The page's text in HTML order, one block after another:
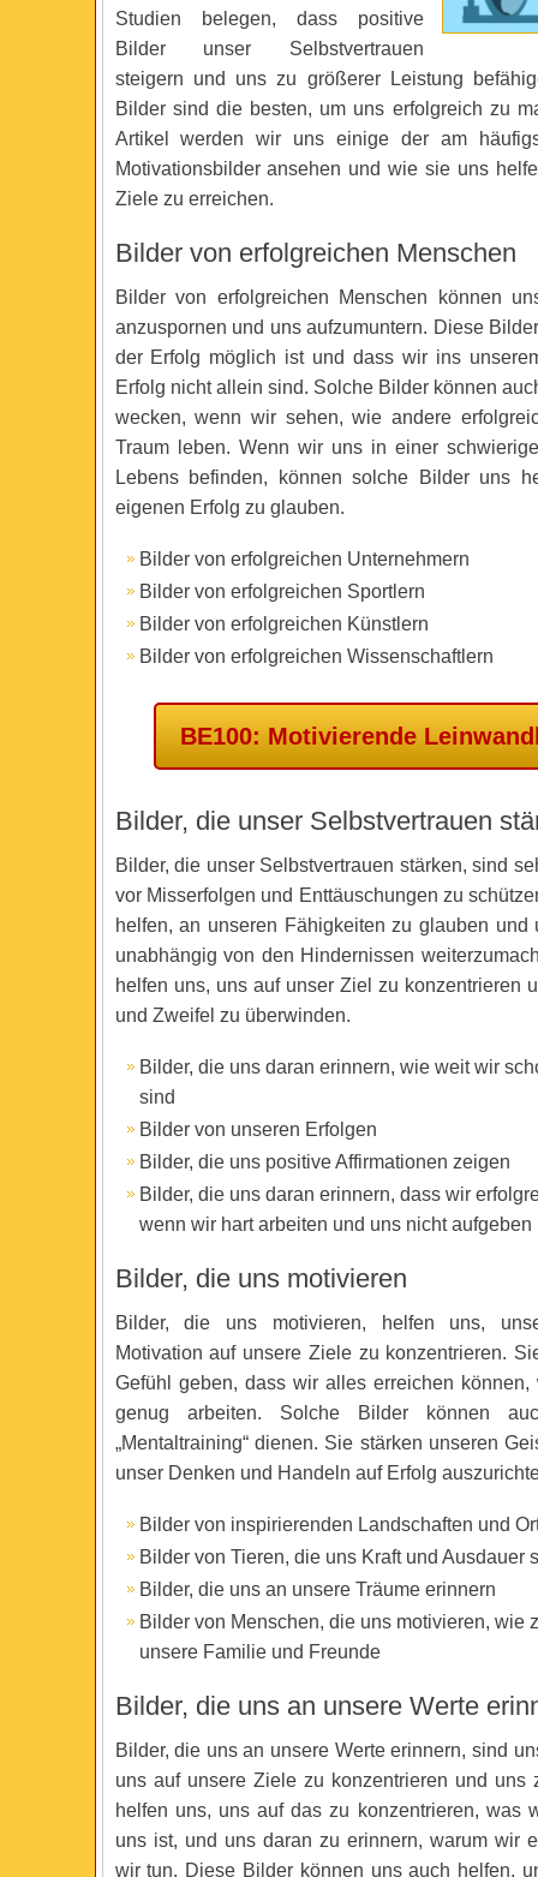
Studien belegen, dass positive
Bilder unser Selbstvertrauen
steigern und uns zu größerer Leistung
Bilder sind die besten, um uns erfolgreich zu
Artikel werden wir uns einige der am
Motivationsbilder ansehen und wie sie uns
Ziele zu erreichen.
Bilder von erfolgreichen Menschen
Bilder von erfolgreichen Menschen können
anzuspornen und uns aufzumuntern. Diese
der Erfolg möglich ist und dass wir ins
Erfolg nicht allein sind. Solche Bilder können
wecken, wenn wir sehen, wie andere
Traum leben. Wenn wir uns in einer
Lebens befinden, können solche Bilder uns
eigenen Erfolg zu glauben.
Bilder von erfolgreichen Unternehmern
Bilder von erfolgreichen Sportlern
Bilder von erfolgreichen Künstlern
Bilder von erfolgreichen Wissenschaftlern
BE100: Motivierende
Bilder, die unser Selbstvertrauen
Bilder, die unser Selbstvertrauen stärken, sind
vor Misserfolgen und Enttäuschungen zu
helfen, an unseren Fähigkeiten zu glauben und
unabhängig von den Hindernissen
helfen uns, uns auf unser Ziel zu konzentrieren
und Zweifel zu überwinden.
Bilder, die uns daran erinnern, wie weit wir
sind
Bilder von unseren Erfolgen
Bilder, die uns positive Affirmationen zeigen
Bilder, die uns daran erinnern, dass wir
wenn wir hart arbeiten und uns nicht aufgeben
Bilder, die uns motivieren
Bilder, die uns motivieren, helfen uns,
Motivation auf unsere Ziele zu konzentrieren.
Gefühl geben, dass wir alles erreichen
genug arbeiten. Solche Bilder können
„Mentaltraining“ dienen. Sie stärken unseren
unser Denken und Handeln auf Erfolg
Bilder von inspirierenden Landschaften und
Bilder von Tieren, die uns Kraft und Ausdauer
Bilder, die uns an unsere Träume erinnern
Bilder von Menschen, die uns motivieren, wie
unsere Familie und Freunde
Bilder, die uns an unsere Werte
Bilder, die uns an unsere Werte erinnern, sind
uns auf unsere Ziele zu konzentrieren und uns
helfen uns, uns auf das zu konzentrieren, was
uns ist, und uns daran zu erinnern, warum wir
wir tun. Diese Bilder können uns auch helfen,